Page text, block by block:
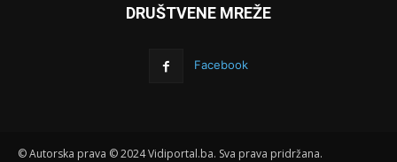
DRUŠTVENE MREŽE
Facebook
© Autorska prava © 2024 Vidiportal.ba. Sva prava pridržana.